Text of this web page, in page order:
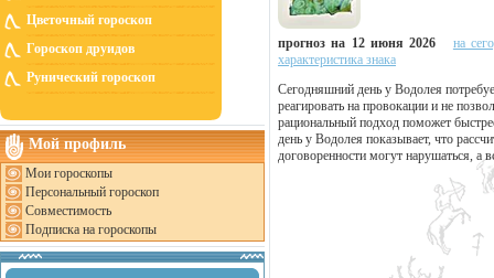
Цветочный гороскоп
Гороскоп друидов
Рунический гороскоп
Мой профиль
Мои гороскопы
Персональный гороскоп
Совместимость
Подписка на гороскопы
прогноз на 12 июня 2026
на
характеристика знака
Сегодняшний день у Водолея
реагировать на провокации и не
рациональный подход поможет
день у Водолея показывает, что
договоренности могут нарушаться, а